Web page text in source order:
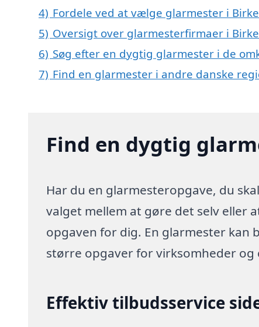
4) Fordele ved at vælge glarmester i
5) Oversigt over glarmesterfirmaer i
6) Søg efter en dygtig glarmester i de
7) Find en glarmester i andre danske
Find en dygtig
Har du en glarmesteropgave, du
valget mellem at gøre det selv eller
opgaven for dig. En glarmester
større opgaver for virksomheder og
Effektiv tilbudsservice